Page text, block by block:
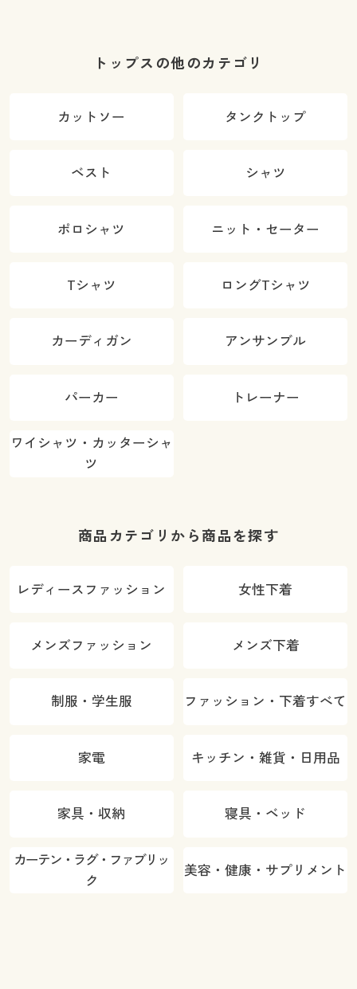
トップスの他のカテゴリ
カットソー タンクトップ
ベスト シャツ
ポロシャツ ニット・セーター
Tシャツ ロングTシャツ
カーディガン アンサンブル
パーカー トレーナー
ワイシャツ・カッターシャ
ツ
商品カテゴリから商品を探す
レディースファッション 女性下着
メンズファッション メンズ下着
制服・学生服 ファッション・下着すべて
家電 キッチン・雑貨・日用品
家具・収納 寝具・ベッド
カーテン・ラグ・ファブリッ
ク
美容・健康・サプリメント